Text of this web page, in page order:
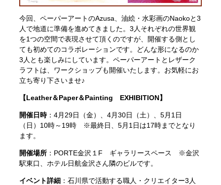
今回、ペーパーアートのAzusa、油絵・水彩画のNaokoと3
人で地道に準備を進めてきました。3人それぞれの世界観
を1つの空間で表現させて頂くのですが、開催する側とし
ても初めてのコラボレーションです。どんな形になるのか
3人とも楽しみにしています。ペーパーアートとレザーク
ラフトは、ワークショップも開催いたします。お気軽にお
立ち寄り下さいませ♪
【Leather＆Paper＆Painting EXHIBITION】
開催日時：4月29日（金）、4月30日（土）、5月1日
（日）10時～19時 ※最終日、5月1日は17時までとなり
ます。
開催場所 ：PORTE金沢１F ギャラリースペース ※金沢
駅東口、ホテル日航金沢さん隣のビルです。
イベント詳細 ：石川県で活動する職人・クリエイター3人